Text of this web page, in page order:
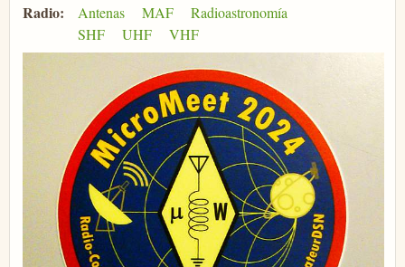
Radio: Antenas MAF
Radioastronomía
SHF
UHF VHF